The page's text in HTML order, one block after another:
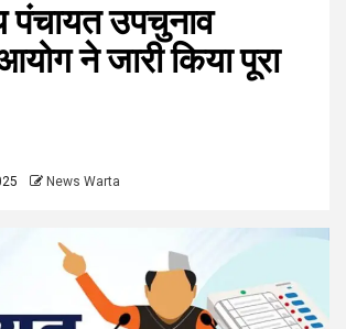
पंचायत उपचुनाव
ने जारी किया पूरा
News Warta